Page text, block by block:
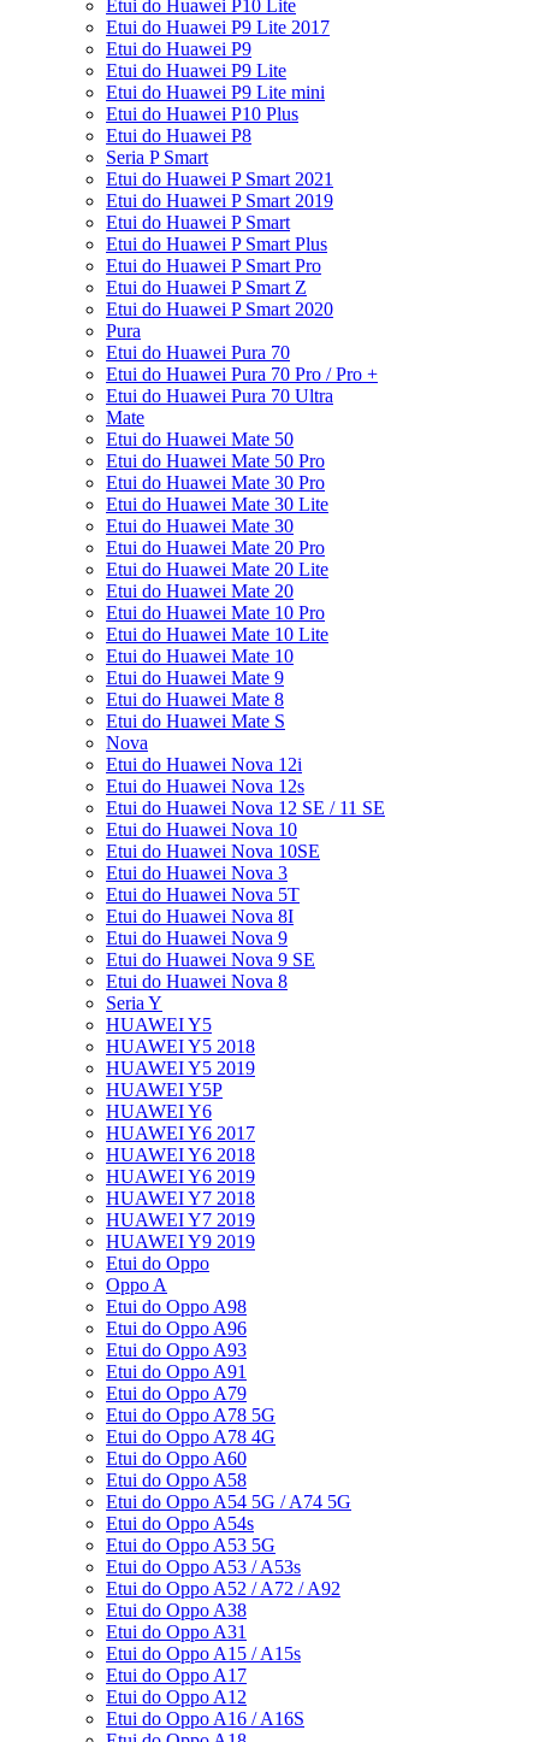
Etui do Huawei P10 Lite
Etui do Huawei P9 Lite 2017
Etui do Huawei P9
Etui do Huawei P9 Lite
Etui do Huawei P9 Lite mini
Etui do Huawei P10 Plus
Etui do Huawei P8
Seria P Smart
Etui do Huawei P Smart 2021
Etui do Huawei P Smart 2019
Etui do Huawei P Smart
Etui do Huawei P Smart Plus
Etui do Huawei P Smart Pro
Etui do Huawei P Smart Z
Etui do Huawei P Smart 2020
Pura
Etui do Huawei Pura 70
Etui do Huawei Pura 70 Pro / Pro +
Etui do Huawei Pura 70 Ultra
Mate
Etui do Huawei Mate 50
Etui do Huawei Mate 50 Pro
Etui do Huawei Mate 30 Pro
Etui do Huawei Mate 30 Lite
Etui do Huawei Mate 30
Etui do Huawei Mate 20 Pro
Etui do Huawei Mate 20 Lite
Etui do Huawei Mate 20
Etui do Huawei Mate 10 Pro
Etui do Huawei Mate 10 Lite
Etui do Huawei Mate 10
Etui do Huawei Mate 9
Etui do Huawei Mate 8
Etui do Huawei Mate S
Nova
Etui do Huawei Nova 12i
Etui do Huawei Nova 12s
Etui do Huawei Nova 12 SE / 11 SE
Etui do Huawei Nova 10
Etui do Huawei Nova 10SE
Etui do Huawei Nova 3
Etui do Huawei Nova 5T
Etui do Huawei Nova 8I
Etui do Huawei Nova 9
Etui do Huawei Nova 9 SE
Etui do Huawei Nova 8
Seria Y
HUAWEI Y5
HUAWEI Y5 2018
HUAWEI Y5 2019
HUAWEI Y5P
HUAWEI Y6
HUAWEI Y6 2017
HUAWEI Y6 2018
HUAWEI Y6 2019
HUAWEI Y7 2018
HUAWEI Y7 2019
HUAWEI Y9 2019
Etui do Oppo
Oppo A
Etui do Oppo A98
Etui do Oppo A96
Etui do Oppo A93
Etui do Oppo A91
Etui do Oppo A79
Etui do Oppo A78 5G
Etui do Oppo A78 4G
Etui do Oppo A60
Etui do Oppo A58
Etui do Oppo A54 5G / A74 5G
Etui do Oppo A54s
Etui do Oppo A53 5G
Etui do Oppo A53 / A53s
Etui do Oppo A52 / A72 / A92
Etui do Oppo A38
Etui do Oppo A31
Etui do Oppo A15 / A15s
Etui do Oppo A17
Etui do Oppo A12
Etui do Oppo A16 / A16S